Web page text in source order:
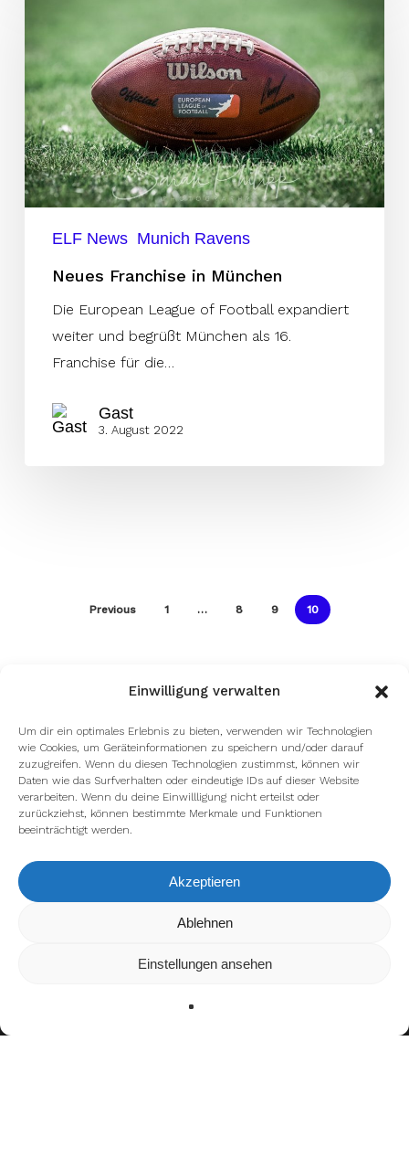
Einwilligung verwalten
Um dir ein optimales Erlebnis zu bieten, verwenden wir Technologien
wie Cookies, um Geräteinformationen zu speichern und/oder darauf
zuzugreifen. Wenn du diesen Technologien zustimmst, können wir
Daten wie das Surfverhalten oder eindeutige IDs auf dieser Website
verarbeiten. Wenn du deine Einwillligung nicht erteilst oder
zurückziehst, können bestimmte Merkmale und Funktionen
beeinträchtigt werden.
Akzeptieren
Ablehnen
Einstellungen ansehen
ELF News Munich Ravens
Neues Franchise in München
Die European League of Football expandiert
weiter und begrüßt München als 16.
Franchise für die…
Gast
3. August 2022
Previous 1 … 8 9 10
Wir verwenden Cookies, um dir die bestmögliche Erfahrung auf
kannst du erfahren, welche Cookies wir
verwenden oder sie ausschalten.